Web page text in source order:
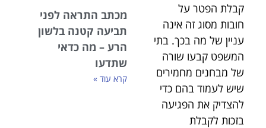
קבלת הפטר על
חובות מסוג זה אינה
עניין של מה בכך. בתי
המשפט קבעו שורה
של מבחנים מחמירים
שיש לעמוד בהם כדי
להצדיק את הפגיעה
בזכות לקבלת
מכתב התראה לפני
תביעה קטנה בלשון
הרע – מה כדאי
שתדעו
קרא עוד »